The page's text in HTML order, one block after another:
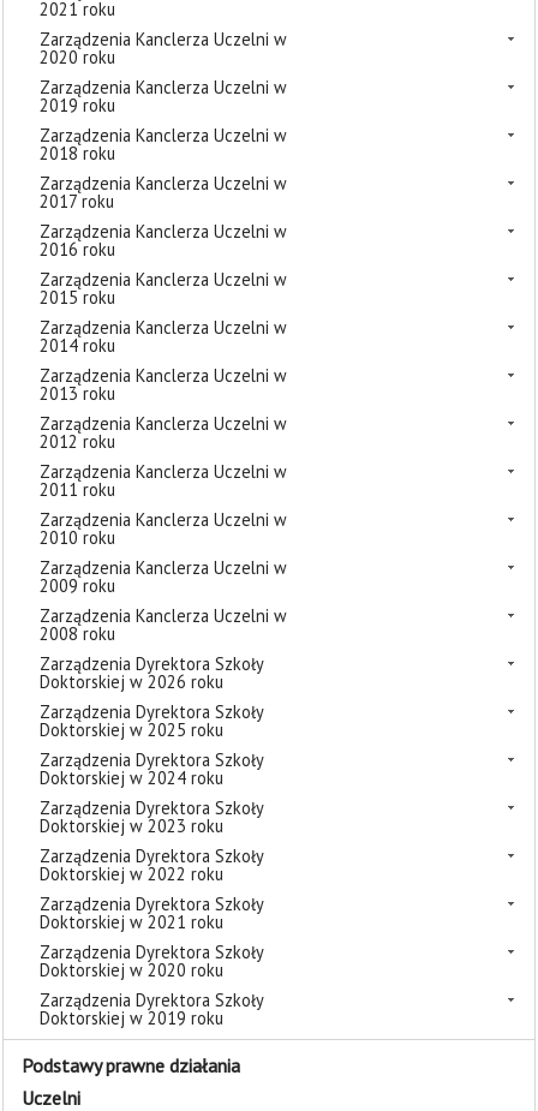
2021 roku
Zarządzenia Kanclerza Uczelni w
2020 roku
Zarządzenia Kanclerza Uczelni w
2019 roku
Zarządzenia Kanclerza Uczelni w
2018 roku
Zarządzenia Kanclerza Uczelni w
2017 roku
Zarządzenia Kanclerza Uczelni w
2016 roku
Zarządzenia Kanclerza Uczelni w
2015 roku
Zarządzenia Kanclerza Uczelni w
2014 roku
Zarządzenia Kanclerza Uczelni w
2013 roku
Zarządzenia Kanclerza Uczelni w
2012 roku
Zarządzenia Kanclerza Uczelni w
2011 roku
Zarządzenia Kanclerza Uczelni w
2010 roku
Zarządzenia Kanclerza Uczelni w
2009 roku
Zarządzenia Kanclerza Uczelni w
2008 roku
Zarządzenia Dyrektora Szkoły
Doktorskiej w 2026 roku
Zarządzenia Dyrektora Szkoły
Doktorskiej w 2025 roku
Zarządzenia Dyrektora Szkoły
Doktorskiej w 2024 roku
Zarządzenia Dyrektora Szkoły
Doktorskiej w 2023 roku
Zarządzenia Dyrektora Szkoły
Doktorskiej w 2022 roku
Zarządzenia Dyrektora Szkoły
Doktorskiej w 2021 roku
Zarządzenia Dyrektora Szkoły
Doktorskiej w 2020 roku
Zarządzenia Dyrektora Szkoły
Doktorskiej w 2019 roku
Podstawy prawne działania
Uczelni